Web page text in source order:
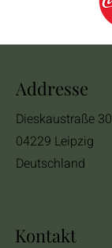
Addresse
Dieskaustraße 30
04229 Leipzig
Deutschland
Kontakt